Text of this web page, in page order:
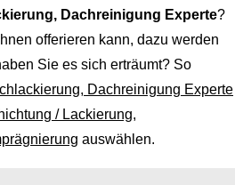
Dachreinigung Experte?
offerieren kann, dazu werden
Sie es sich erträumt? So
Dachreinigung Experte
/ Lackierung,
auswählen.